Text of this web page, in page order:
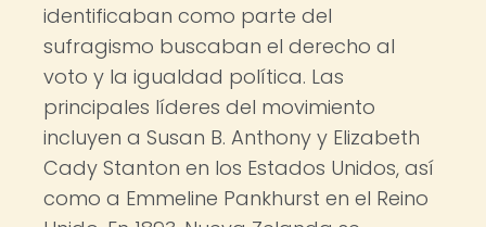
identificaban como parte del
sufragismo buscaban el derecho al
voto y la igualdad política. Las
principales líderes del movimiento
incluyen a Susan B. Anthony y Elizabeth
Cady Stanton en los Estados Unidos, así
como a Emmeline Pankhurst en el Reino